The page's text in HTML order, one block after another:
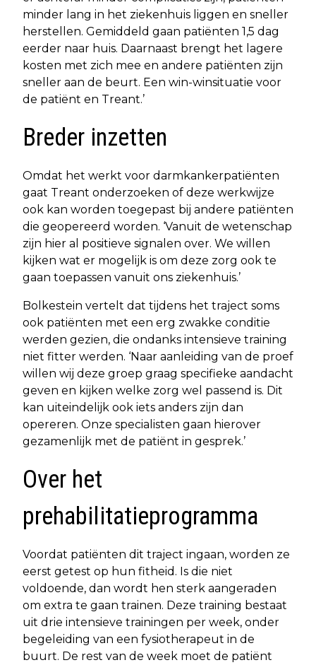
minder lang in het ziekenhuis liggen en sneller
herstellen. Gemiddeld gaan patiënten 1,5 dag
eerder naar huis. Daarnaast brengt het lagere
kosten met zich mee en andere patiënten zijn
sneller aan de beurt. Een win-winsituatie voor
de patiënt en Treant.’
Breder inzetten
Omdat het werkt voor darmkankerpatiënten
gaat Treant onderzoeken of deze werkwijze
ook kan worden toegepast bij andere patiënten
die geopereerd worden. ‘Vanuit de wetenschap
zijn hier al positieve signalen over. We willen
kijken wat er mogelijk is om deze zorg ook te
gaan toepassen vanuit ons ziekenhuis.’
Bolkestein vertelt dat tijdens het traject soms
ook patiënten met een erg zwakke conditie
werden gezien, die ondanks intensieve training
niet fitter werden. ‘Naar aanleiding van de proef
willen wij deze groep graag specifieke aandacht
geven en kijken welke zorg wel passend is. Dit
kan uiteindelijk ook iets anders zijn dan
opereren. Onze specialisten gaan hierover
gezamenlijk met de patiënt in gesprek.’
Over het
prehabilitatieprogramma
Voordat patiënten dit traject ingaan, worden ze
eerst getest op hun fitheid. Is die niet
voldoende, dan wordt hen sterk aangeraden
om extra te gaan trainen. Deze training bestaat
uit drie intensieve trainingen per week, onder
begeleiding van een fysiotherapeut in de
buurt. De rest van de week moet de patiënt